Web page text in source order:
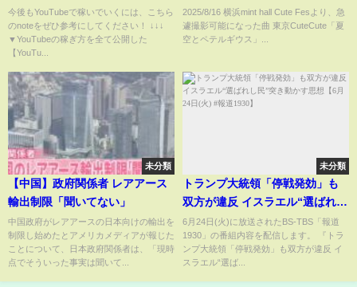
ンか？
今後もYouTubeで稼いでいくには、こちら
のnoteをぜひ参考にしてください！ ↓↓↓
▼YouTubeの稼ぎ方を全て公開した
【YouTu...
ス」
2025/8/16 横浜mint hall Cute Fesより、急
遽撮影可能になった曲 東京CuteCute「夏
空とペテルギウス」...
未分類
【中国】政府関係者 レアアース
輸出制限「聞いてない」
中国政府がレアアースの日本向けの輸出を
制限し始めたとアメリカメディアが報じた
ことについて、日本政府関係者は、「現時
点でそういった事実は聞いて...
未分類
トランプ大統領「停戦発効」も
双方が違反 イスラエル“選ばれし
民”突き動かす思想【6月24日(火)
#報道1930】
6月24日(火)に放送されたBS-TBS「報道
1930」の番組内容を配信します。 『トラ
ンプ大統領「停戦発効」も双方が違反 イ
スラエル“選ば...